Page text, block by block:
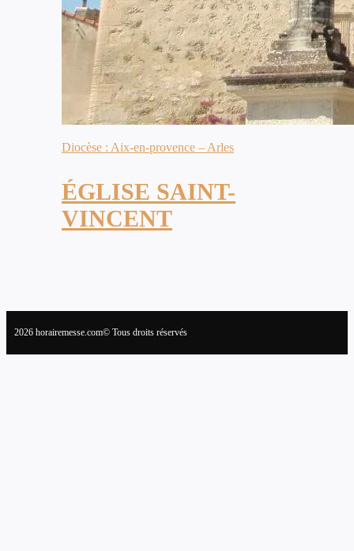
Diocèse : Aix-en-provence – Arles
ÉGLISE SAINT-
VINCENT
2026 horairemesse.com© Tous droits réservés